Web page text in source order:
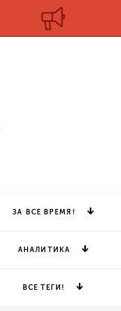
ЗА ВСЕ ВРЕМЯ!
АНАЛИТИКА
ВСЕ ТЕГИ!